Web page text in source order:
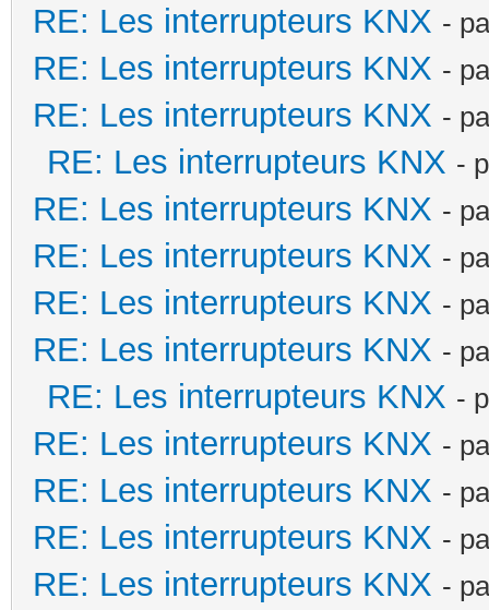
RE: Les interrupteurs KNX -
RE: Les interrupteurs KNX -
RE: Les interrupteurs KNX -
RE: Les interrupteurs KNX -
RE: Les interrupteurs KNX -
RE: Les interrupteurs KNX -
RE: Les interrupteurs KNX -
RE: Les interrupteurs KNX -
RE: Les interrupteurs KNX -
RE: Les interrupteurs KNX -
RE: Les interrupteurs KNX -
RE: Les interrupteurs KNX -
RE: Les interrupteurs KNX -